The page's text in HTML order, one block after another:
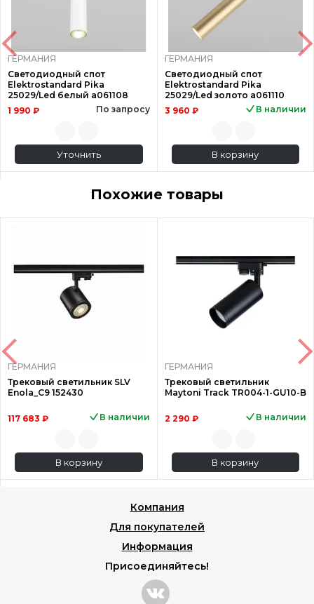
ГЕРМАНИЯ
Светодиодный спот
Elektrostandard Pika
25029/Led белый a061108
1 990 ₽
По запросу
Уточнить
ГЕРМАНИЯ
Светодиодный спот
Elektrostandard Pika
25029/Led золото a061110
3 960 ₽
В наличии
В корзину
Похожие товары
ГЕРМАНИЯ
Трековый светильник SLV
Enola_C9 152430
117 683 ₽ В наличии
В корзину
ГЕРМАНИЯ
Трековый светильник
Maytoni Track TR004-1-GU10-B
2 290 ₽ В наличии
В корзину
Компания
Для покупателей
Информация
Присоединяйтесь!